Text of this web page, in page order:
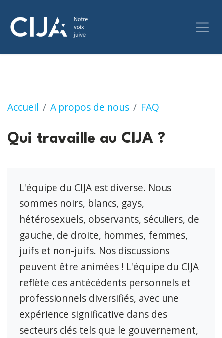
Accueil A propos de nous FAQ
Qui travaille au CIJA ?
Qui travaille au CIJA ?
L'équipe du CIJA est diverse. Nous
sommes noirs, blancs, gays,
hétérosexuels, observants, séculiers, de
gauche, de droite, hommes, femmes,
juifs et non-juifs. Nos discussions
peuvent être animées ! L'équipe du CIJA
reflète des antécédents personnels et
professionnels diversifiés, avec une
expérience significative dans des
secteurs clés tels que le gouvernement,